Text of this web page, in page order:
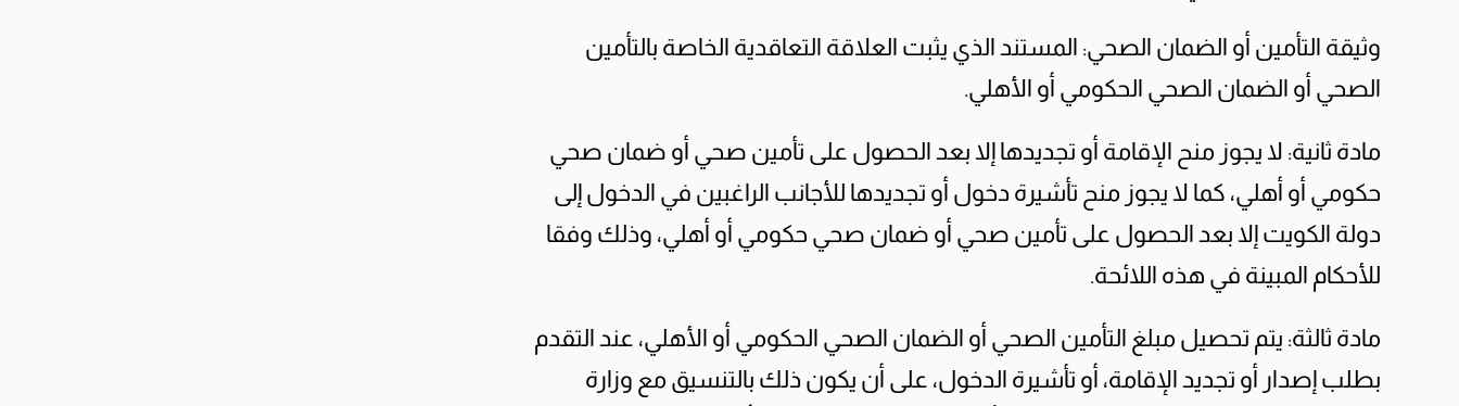
وثيقة التأمين أو الضمان الصحي: المستند الذي يثبت العلاقة التعاقدية الخاصة بالتأمين
الصحي أو الضمان الصحي الحكومي أو الأهلي.
مادة ثانية: لا يجوز منح الإقامة أو تجديدها إلا بعد الحصول على تأمين صحي أو ضمان صحي
حكومي أو أهلي، كما لا يجوز منح تأشيرة دخول أو تجديدها للأجانب الراغبين في الدخول إلى
دولة الكويت إلا بعد الحصول على تأمين صحي أو ضمان صحي حكومي أو أهلي، وذلك وفقا
للأحكام المبينة في هذه اللائحة.
مادة ثالثة: يتم تحصيل مبلغ التأمين الصحي أو الضمان الصحي الحكومي أو الأهلي، عند التقدم
بطلب إصدار أو تجديد الإقامة، أو تأشيرة الدخول، على أن يكون ذلك بالتنسيق مع وزارة